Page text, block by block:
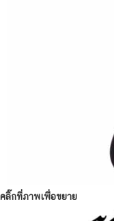
คลิ๊กที่ภาพเพื่อขยาย